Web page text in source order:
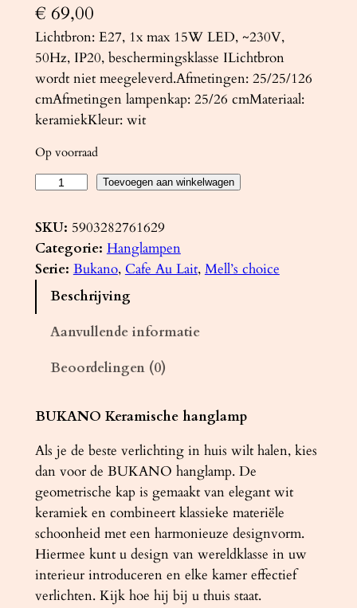
€ 69,00
Lichtbron: E27, 1x max 15W LED, ~230V,
50Hz, IP20, beschermingsklasse ILichtbron
wordt niet meegeleverd.Afmetingen: 25/25/126
cmAfmetingen lampenkap: 25/26 cmMateriaal:
keramiekKleur: wit
Op voorraad
r
a
m
a
g
l
a
m
p
B
U
K
Toevoegen aan winkelwagen
SKU: 5903282761629
Categorie: Hanglampen
Serie: Bukano, Cafe Au Lait, Mell’s choice
Beschrijving
Aanvullende informatie
Beoordelingen (0)
BUKANO Keramische hanglamp
Als je de beste verlichting in huis wilt halen, kies
dan voor de BUKANO hanglamp. De
geometrische kap is gemaakt van elegant wit
keramiek en combineert klassieke materiële
schoonheid met een harmonieuze designvorm.
Hiermee kunt u design van wereldklasse in uw
interieur introduceren en elke kamer effectief
verlichten. Kijk hoe hij bij u thuis staat.